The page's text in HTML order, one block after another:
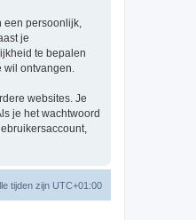
een persoonlijk,
je
te bepalen
wil ontvangen.
websites. Je
je het wachtwoord
tijden zijn UTC+01:00